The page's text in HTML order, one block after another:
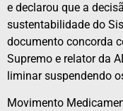
e declarou que a
sustentabilidade do
documento concorda
Supremo e relator da
liminar suspendendo
Movimento